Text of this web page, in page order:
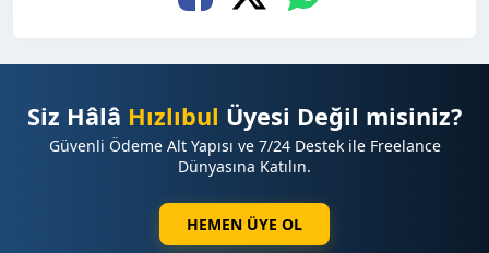
⭐ Neden Tanıtım Yazısı ?
✔️ Türkiye genelinde güçlü haber ağı
✔️ Güvenilir ve kurumsal medya markası
✔️ SEO açısından güçlü domain yapısı
Siz Hâlâ Hızlıbul Üyesi Değil misiniz?
Güvenli Ödeme Alt Yapısı ve 7/24 Destek ile Freelance
Dünyasına Katılın.
HEMEN ÜYE OL